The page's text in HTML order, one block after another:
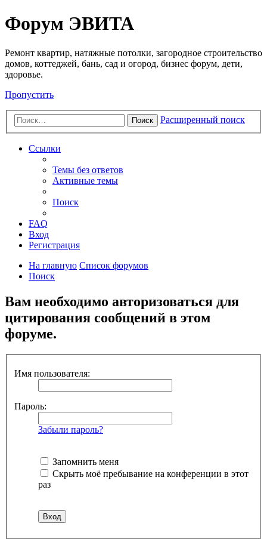
Регистрация
Форум ЭВИТА
Ремонт квартир, натяжные потолки, загородное строительство
домов, коттеджей, бань, сад и огород, бизнес форум, дети,
здоровье.
Пропустить
Поиск Расширенный поиск
Ссылки
Темы без ответов
Активные темы
Поиск
FAQ
Вход
Регистрация
На главную Список форумов
Поиск
Вам необходимо авторизоваться для
цитирования сообщений в этом
форуме.
Имя пользователя:
Пароль:
Забыли пароль?
Запомнить меня
Скрыть моё пребывание на конференции в этот
раз